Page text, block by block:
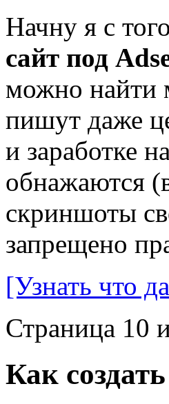
Начну я с
сайт под
можно найти
пишут даже
и заработке
обнажаются
скриншоты
запрещено
[Узнать что
Страница 10
Как